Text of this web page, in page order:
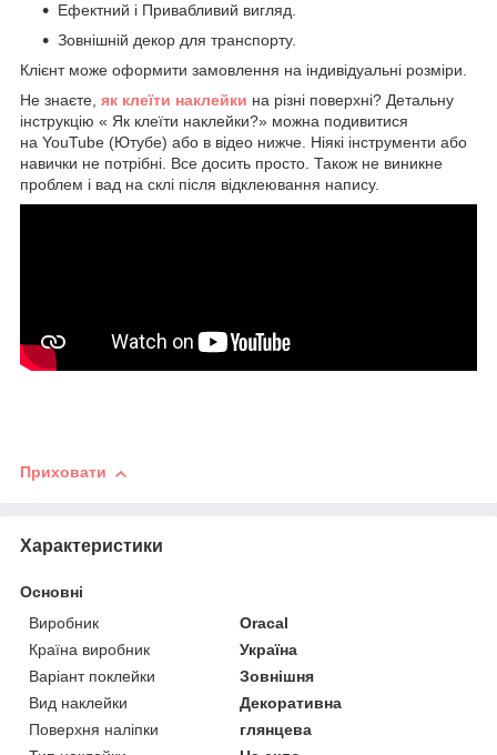
Ефектний і Привабливий вигляд.
Зовнішній декор для транспорту.
Клієнт може оформити замовлення на індивідуальні розміри.
Не знаєте, як клеїти наклейки на різні поверхні? Детальну
інструкцію « Як клеїти наклейки?» можна подивитися
на YouTube (Ютубе) або в відео нижче. Ніякі інструменти або
навички не потрібні. Все досить просто. Також не виникне
проблем і вад на склі після відклеювання напису.
Приховати
Характеристики
Основні
Виробник
Oracal
Країна виробник
Україна
Варіант поклейки
Зовнішня
Вид наклейки
Декоративна
Поверхня наліпки
глянцева